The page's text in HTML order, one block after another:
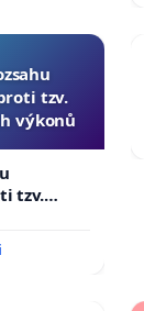
tzv.
výkonů
tzv.